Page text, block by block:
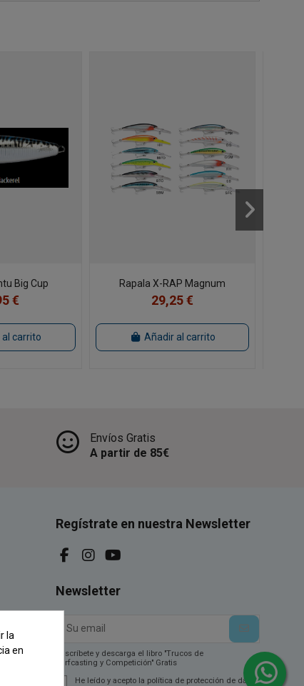
Big Cup
€
carrito
Rapala X-RAP Magnum
29,25 €
Añadir al carrito
Envíos Gratis
A partir de 85€
Regístrate en nuestra Newsletter
Newsletter
Suscríbete y descarga el libro "Trucos de
Surfcasting y Competición" Gratis
He leído y acepto la política de protección de datos.
la
en